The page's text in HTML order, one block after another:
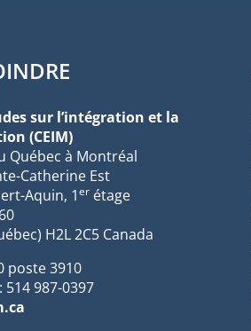
sur l’intégration et la
(CEIM)
Québec à Montréal
Catherine Est
Aquin, 1er étage
H2L 2C5 Canada
poste 3910
987-0397